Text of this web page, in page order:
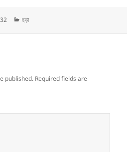
a Categories
ছড়া
published. Required fields are